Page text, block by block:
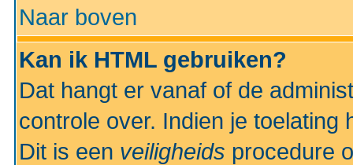
Naar boven
Kan ik HTML gebruiken?
Dat hangt er vanaf of de
controle over. Indien je
Dit is een veiligheids procedure